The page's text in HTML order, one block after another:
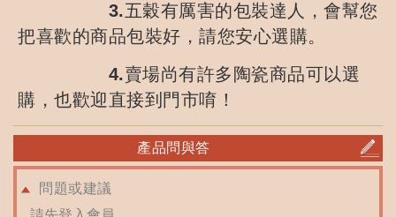
3.五穀有厲害的包裝達人，會幫您
把喜歡的商品包裝好，請您安心選購。
4.賣場尚有許多陶瓷商品可以選
購，也歡迎直接到門市唷！
產品問與答
問題或建議